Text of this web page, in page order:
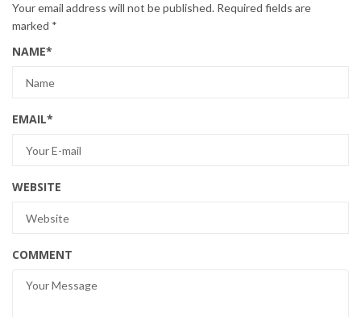
Your email address will not be published. Required fields are
marked *
NAME*
EMAIL*
WEBSITE
COMMENT